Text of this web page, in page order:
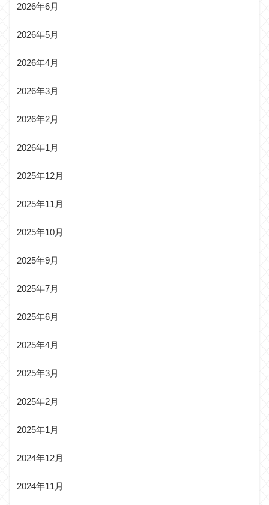
2026年6月
2026年5月
2026年4月
2026年3月
2026年2月
2026年1月
2025年12月
2025年11月
2025年10月
2025年9月
2025年7月
2025年6月
2025年4月
2025年3月
2025年2月
2025年1月
2024年12月
2024年11月